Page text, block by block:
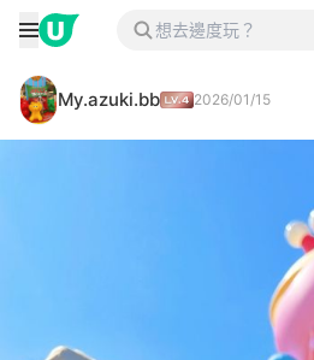
My.azuki.bb 2026/01/15